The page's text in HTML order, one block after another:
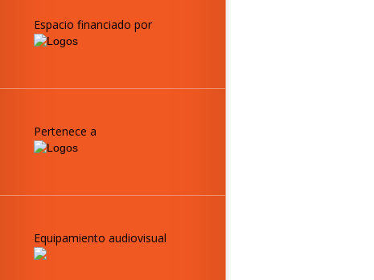
Espacio financiado por
Pertenece a
Equipamiento audiovisual